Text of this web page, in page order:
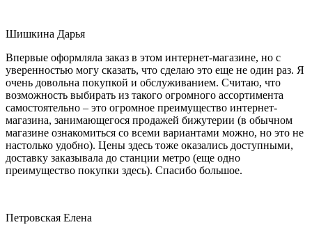
Шишкина Дарья
Впервые оформляла заказ в этом интернет-магазине, но с
уверенностью могу сказать, что сделаю это еще не один раз. Я
очень довольна покупкой и обслуживанием. Считаю, что
возможность выбирать из такого огромного ассортимента
самостоятельно – это огромное преимущество интернет-
магазина, занимающегося продажей бижутерии (в обычном
магазине ознакомиться со всеми вариантами можно, но это не
настолько удобно). Цены здесь тоже оказались доступными,
доставку заказывала до станции метро (еще одно
преимущество покупки здесь). Спасибо большое.
Петровская Елена